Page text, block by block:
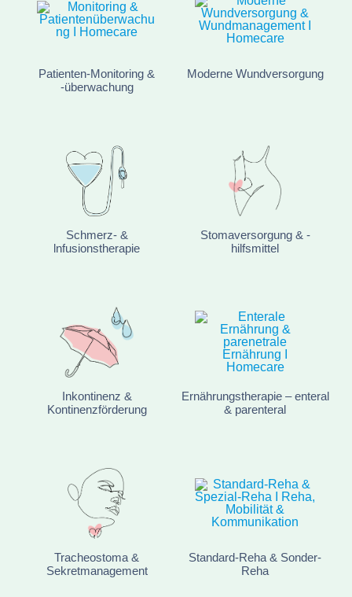
Patienten-Monitoring &
-überwachung
Moderne Wundversorgung
Schmerz- &
lnfusionstherapie
Stomaversorgung & -
hilfsmittel
Inkontinenz &
Kontinenzförderung
Ernährungstherapie – enteral
& parenteral
Tracheostoma &
Sekretmanagement
Standard-Reha & Sonder-
Reha